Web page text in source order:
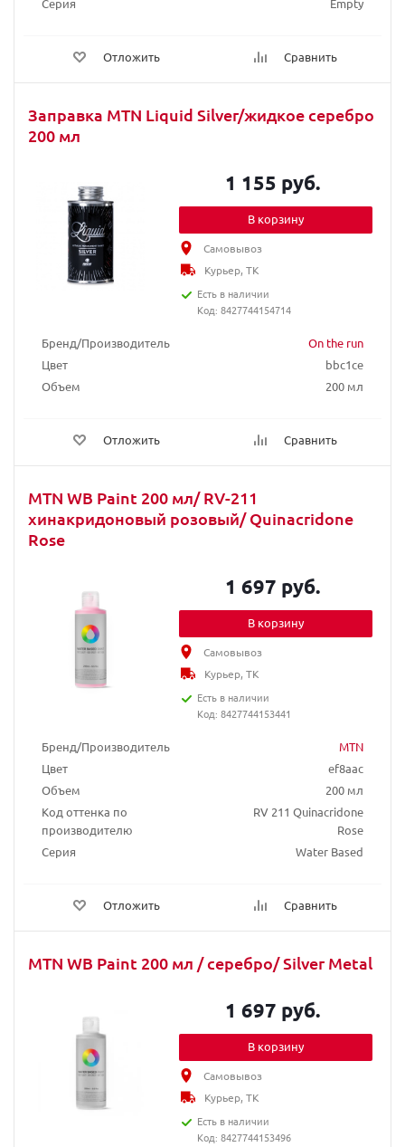
Серия
Empty
Отложить Сравнить
Заправка MTN Liquid Silver/жидкое серебро
200 мл
Бренд/Производитель
On the run
Цвет
bbc1ce
Объем
200 мл
Отложить Сравнить
1 155 руб.
В корзину
Самовывоз
Курьер, ТК
Есть в наличии
Код: 8427744154714
MTN WB Paint 200 мл/ RV-211
хинакридоновый розовый/ Quinacridone
Rose
Бренд/Производитель
MTN
Цвет
ef8aac
Объем
200 мл
Код оттенка по
производителю
RV 211 Quinacridone
Rose
Серия
Water Based
Отложить Сравнить
1 697 руб.
В корзину
Самовывоз
Курьер, ТК
Есть в наличии
Код: 8427744153441
MTN WB Paint 200 мл / серебро/ Silver Metal
1 697 руб.
В корзину
Самовывоз
Курьер, ТК
Есть в наличии
Код: 8427744153496